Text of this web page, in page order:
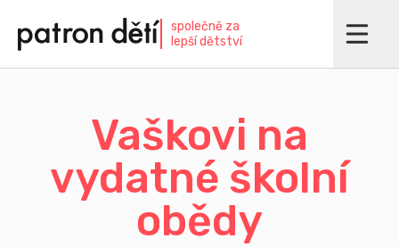
hlavnímu
obsahu
společně za
lepší dětství
Vaškovi na
vydatné školní
obědy